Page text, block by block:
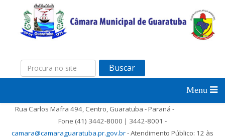
Buscar
Rua Carlos Mafra 494, Centro, Guaratuba - Paraná -
Fone (41) 3442-8000 | 3442-8001 -
camara@camaraguaratuba.pr.gov.br- Atendimento Público: 12 às